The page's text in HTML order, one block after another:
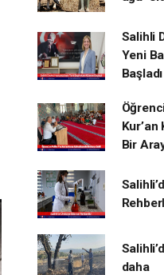
Salihli
Yeni
Başladı
Kur’an
Bir
daha